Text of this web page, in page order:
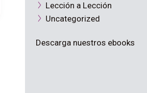
Lección a Lección
Uncategorized
Descarga nuestros ebooks